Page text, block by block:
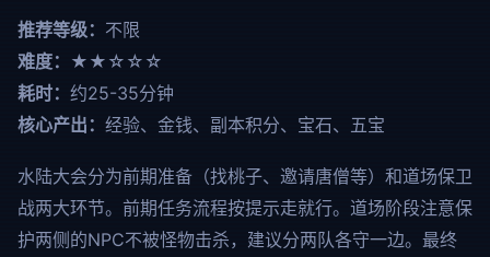
推荐等级： 不限
难度： ★★☆☆☆
耗时： 约25-35分钟
核心产出： 经验、金钱、副本积分、宝石、五宝
水陆大会分为前期准备（找桃子、邀请唐僧等）和道场保卫
战两大环节。前期任务流程按提示走就行。道场阶段注意保
护两侧的NPC不被怪物击杀，建议分两队各守一边。最终